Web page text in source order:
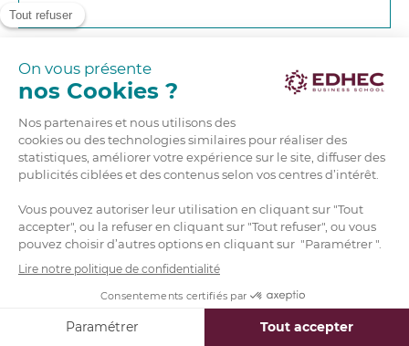
Implantée à Lille, Nice, Paris, Londres, Singapour,
forte de 110 nationalités sur ses campus et de
partenariats avec 290 universités parmi les